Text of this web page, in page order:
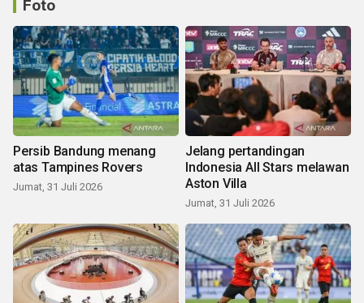
Foto
Persib Bandung menang
atas Tampines Rovers
Jumat, 31 Juli 2026
Jelang pertandingan
Indonesia All Stars melawan
Aston Villa
Jumat, 31 Juli 2026